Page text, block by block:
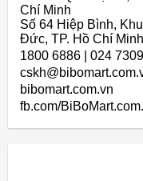
Chí Minh
Số 64 Hiệp Bình,
Đức, TP. Hồ Chí Minh
1800 6886 | 024
bibomart.com.vn
fb.com/